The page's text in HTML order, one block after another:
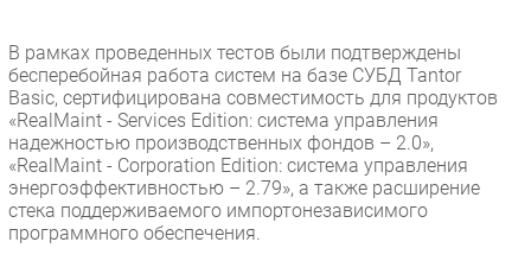
Аналитика
Интервью
Мероприятия
Проекты
IT класс
Тестовый стенд
В рамках проведенных тестов были подтверждены
бесперебойная работа систем на базе СУБД Tantor
Basic, сертифицирована совместимость для продуктов
«RealMaint - Services Edition: система управления
надежностью производственных фондов – 2.0»,
«RealMaint - Corporation Edition: система управления
энергоэффективностью – 2.79», а также расширение
стека поддерживаемого импортонезависимого
программного обеспечения.